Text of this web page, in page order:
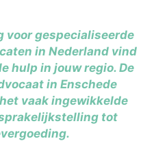
voor gespecialiseerde
in Nederland vind
hulp in jouw regio. De
in Enschede
vaak ingewikkelde
tot